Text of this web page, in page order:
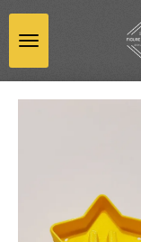
Ga
direct
hoofdinhoud